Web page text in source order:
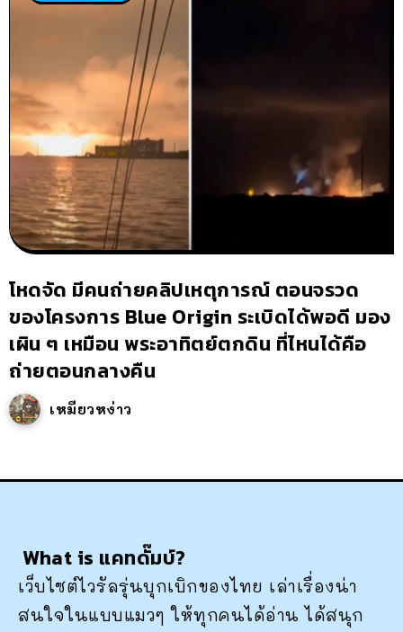
โหดจัด มีคนถ่ายคลิปเหตุการณ์ ตอนจรวด
ของโครงการ Blue Origin ระเบิดได้พอดี มอง
เผิน ๆ เหมือน พระอาทิตย์ตกดิน ที่ไหนได้คือ
ถ่ายตอนกลางคืน
เหมียวหง่าว
What is แคทดั๊มบ์?
เว็บไซต์ไวรัลรุ่นบุกเบิกของไทย เล่าเรื่องน่า
สนใจในแบบแมวๆ ให้ทุกคนได้อ่าน ได้สนุก